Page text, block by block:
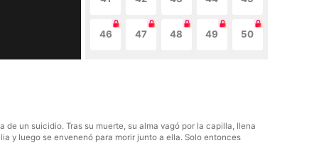
46 47 48 49 50
un suicidio. Tras su muerte, su alma vagó por la capilla, llena
y luego se envenenó para morir junto a ella. Solo entonces